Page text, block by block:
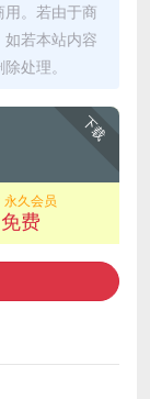
。若由于商
若本站内容
处理。
下载
永久会员
免费